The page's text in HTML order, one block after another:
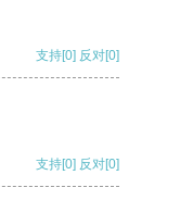
支持[0] 反对[0]
支持[0] 反对[0]